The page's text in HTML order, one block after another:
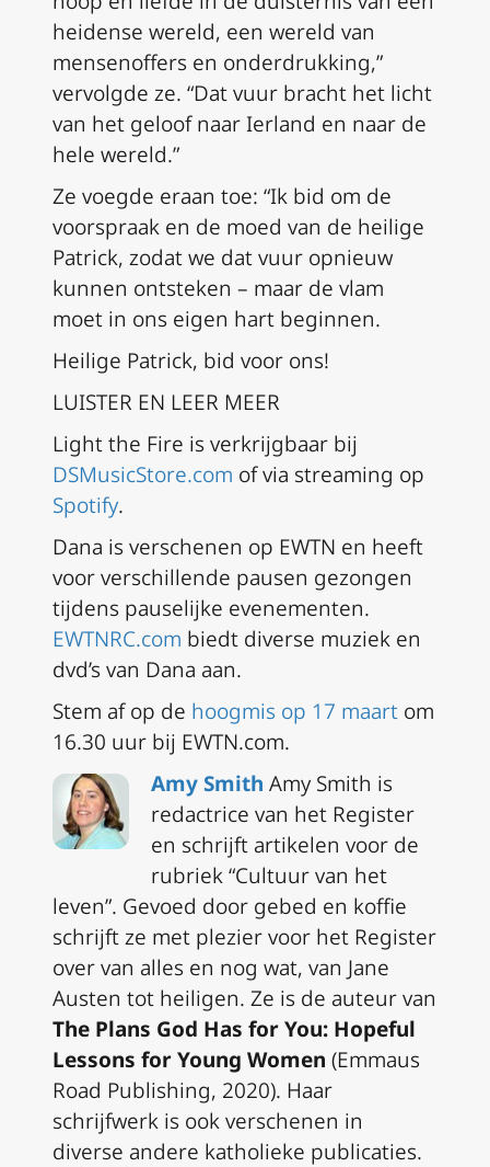
heidense wereld, een wereld van
mensenoffers en onderdrukking,”
vervolgde ze. “Dat vuur bracht het licht
van het geloof naar Ierland en naar de
hele wereld.”
Ze voegde eraan toe: “Ik bid om de
voorspraak en de moed van de heilige
Patrick, zodat we dat vuur opnieuw
kunnen ontsteken – maar de vlam
moet in ons eigen hart beginnen.
Heilige Patrick, bid voor ons!
LUISTER EN LEER MEER
Light the Fire is verkrijgbaar bij
DSMusicStore.com of via streaming op
Spotify.
Dana is verschenen op EWTN en heeft
voor verschillende pausen gezongen
tijdens pauselijke evenementen.
EWTNRC.com biedt diverse muziek en
dvd’s van Dana aan.
Stem af op de hoogmis op 17 maart om
16.30 uur bij EWTN.com.
Amy Smith Amy Smith is
redactrice van het Register
en schrijft artikelen voor de
rubriek “Cultuur van het
leven”. Gevoed door gebed en koffie
schrijft ze met plezier voor het Register
over van alles en nog wat, van Jane
Austen tot heiligen. Ze is de auteur van
The Plans God Has for You: Hopeful
Lessons for Young Women (Emmaus
Road Publishing, 2020). Haar
schrijfwerk is ook verschenen in
diverse andere katholieke publicaties.